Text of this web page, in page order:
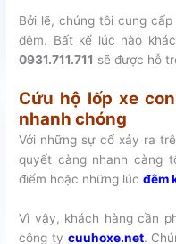
Bởi lẽ, chúng tôi cung
đêm. Bất kể lúc nào
0931.711.711 sẽ được hỗ
Cứu hộ lốp xe
nhanh chóng
Với những sự cố xảy ra
quyết càng nhanh càng
điểm hoặc những lúcđêm
Vì vậy, khách hàng cần
công ty cuuhoxe.net.